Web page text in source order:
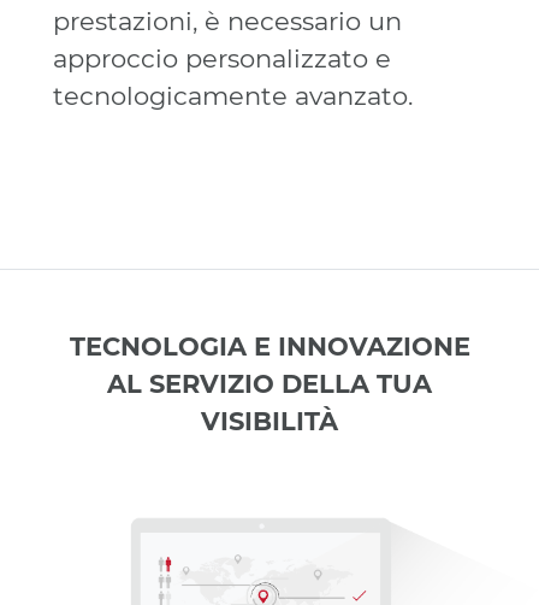
prestazioni, è necessario un
approccio personalizzato e
tecnologicamente avanzato.
TECNOLOGIA E INNOVAZIONE
AL SERVIZIO DELLA TUA
VISIBILITÀ